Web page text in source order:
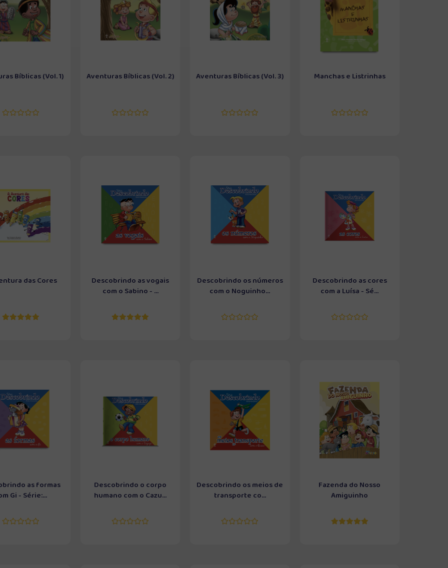
Bíblicas (Vol. 1) Aventuras Bíblicas (Vol. 2) Aventuras Bíblicas (Vol. 3) Manchas e Listrinhas
das Cores
Descobrindo as vogais
com o Sabino - ...
Descobrindo os números
com o Noguinho...
Descobrindo as cores
com a Luísa - Sé...
as formas
Gi - Série:...
Descobrindo o corpo
humano com o Cazu...
Descobrindo os meios de
transporte co...
Fazenda do Nosso
Amiguinho